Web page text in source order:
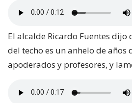
El alcalde Ricardo Fuentes dijo
del techo es un anhelo de años
apoderados y profesores, y